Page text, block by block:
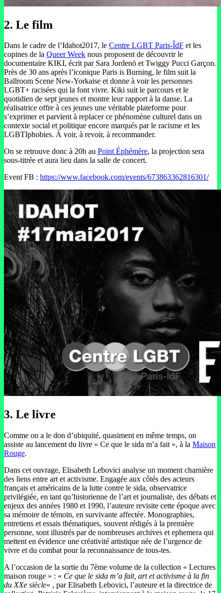
2. Le film
Dans le cadre de l’Idahot2017, le Centre LGBT Paris-ÎdF et les
copines de la Queer Week nous proposent de découvrir le
documentaire KIKI, écrit par Sara Jordenö et Twiggy Pucci Garçon.
Près de 30 ans après l’iconique Paris is Burning, le film suit la
Ballroom Scene New-Yorkaise et donne à voir les personnes
LGBT+ racisées qui la font vivre. Kiki suit le parcours et le
quotidien de sept jeunes et montre leur rapport à la danse. La
réalisatrice offre à ces jeunes une véritable plateforme pour
s’exprimer et parvient à replacer ce phénomène culturel dans un
contexte social et politique encore marqués par le racisme et les
LGBTIphobies. À voir, à revoir, à recommander.
On se retrouve donc à 20h au Point Éphémère, la projection sera
sous-titrée et aura lieu dans la salle de concert.
Event FB : https://www.facebook.com/events/673863362816301/
3. Le livre
Comme on a le don d’ubiquité, quasiment en même temps, on
assiste au lancement du livre « Ce que le sida m’a fait », à la Maison
Rouge.
Dans cet ouvrage, Elisabeth Lebovici analyse un moment charnière
des liens entre art et activisme. Engagée aux côtés des acteurs
français et américains de la lutte contre le sida, observatrice
privilégiée, en tant qu’historienne de l’art et journaliste, des débats et
enjeux des années 1980 et 1990, l’auteure revisite cette époque avec
sa mémoire de témoin, en survivante affectée. Monographies,
entretiens et essais thématiques, souvent rédigés à la première
personne, sont illustrés par de nombreuses archives et ephemera qui
mettent en évidence une créativité artistique née de l’urgence de
vivre et du combat pour la reconnaissance de tous-tes.
A l’occasion de la sortie du 7ème volume de la collection « Lectures
maison rouge » : « Ce que le sida m’a fait, art et activisme à la fin
du XXe siècle« , par Elisabeth Lebovici, l’auteure et la directrice de